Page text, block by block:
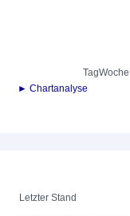
TagWoche
► Chartanalyse
Letzter Stand